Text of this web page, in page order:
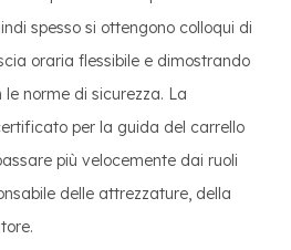
spesso si ottengono colloqui di
oraria flessibile e dimostrando
norme di sicurezza. La
per la guida del carrello
più velocemente dai ruoli
delle attrezzature, della